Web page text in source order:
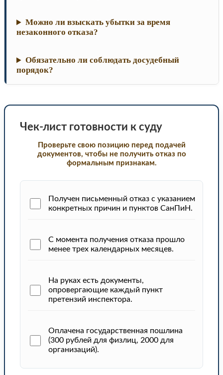
Можно ли взыскать убытки за время
незаконного отказа?
Обязательно ли соблюдать досудебный
порядок?
Чек-лист готовности к суду
Проверьте свою позицию перед подачей
документов, чтобы не получить отказ по
формальным признакам.
Получен письменный отказ с указанием
конкретных причин и пунктов СанПиН.
С момента получения отказа прошло
менее трех календарных месяцев.
На руках есть документы,
опровергающие каждый пункт
претензий инспектора.
Оплачена государственная пошлина
(300 рублей для физлиц, 2000 для
организаций).